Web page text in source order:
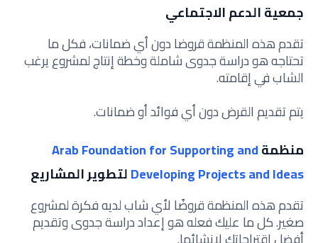
جمعية الدعم الاجتماعي
تقدم هذه المنظمة قروضا دون أي ضمانات، فكل ما
تحتاجه هو دراسة جدوى شاملة وخطة إنتاج لمشروع يرغب
الشاب في إقامته.
يتم تقديم القرض دون أي فوائد أو ضمانات.
منظمةArab Foundation for Supporting and
Developing Projects and Ideasلتطوير المشاريع
تقدم هذه المنظمة قروضًا لأي شاب لديه فكرة لمشروع
صغير. كل ما عليك فعله هو إعداد دراسة جدوى وتقديم